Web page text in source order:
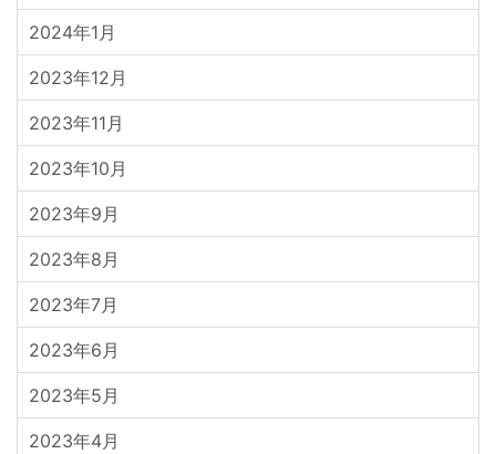
2024年1月
2023年12月
2023年11月
2023年10月
2023年9月
2023年8月
2023年7月
2023年6月
2023年5月
2023年4月